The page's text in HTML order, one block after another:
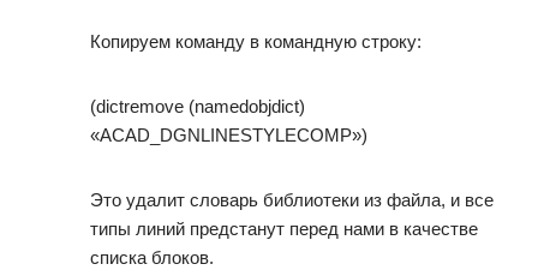
Копируем команду в командную строку:
(dictremove (namedobjdict)
«ACAD_DGNLINESTYLECOMP»)
Это удалит словарь библиотеки из файла, и все
типы линий предстанут перед нами в качестве
списка блоков.